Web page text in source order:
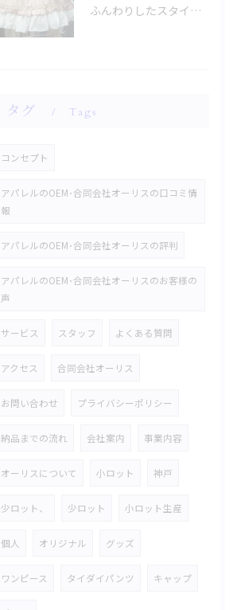
ふんわりしたスタイルに魅了されませんか？
タグ Tags
コンセプト
アパレルのOEM･合同会社オーリスの口コミ情
報
アパレルのOEM･合同会社オーリスの評判
アパレルのOEM･合同会社オーリスのお客様の
声
サービス スタッフ よくある質問
アクセス 合同会社オーリス
お問い合わせ プライバシーポリシー
納品までの流れ 会社案内 事業内容
オーリスについて 小ロット 神戸
少ロット、 少ロット 小ロット生産
個人 オリジナル グッズ
ワンピース タイダイパンツ キャップ